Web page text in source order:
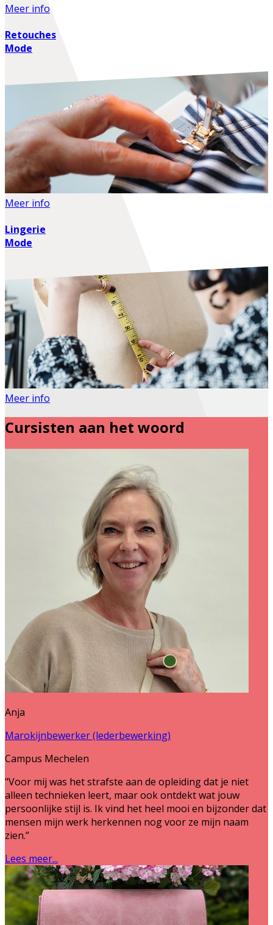
Meer info
Retouches
Mode
Meer info
Lingerie
Mode
Meer info
Cursisten aan het woord
Anja
Marokijnbewerker (lederbewerking)
Campus Mechelen
"Voor mij was het strafste aan de opleiding dat je niet
alleen technieken leert, maar ook ontdekt wat jouw
persoonlijke stijl is. Ik vind het heel mooi en bijzonder dat
mensen mijn werk herkennen nog voor ze mijn naam
zien.”
Lees meer...